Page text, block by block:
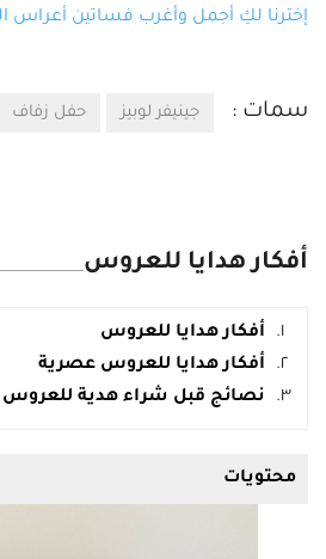
إخترنا لكِ أجمل وأغرب فساتين أعراس
سمات : جينيفر لوبيز حفل زفاف
أفكار هدايا للعروس
محتويات
أفكار هدايا للعروس
أفكار هدايا للعروس عصرية
نصائج قبل شراء هدية للعروس